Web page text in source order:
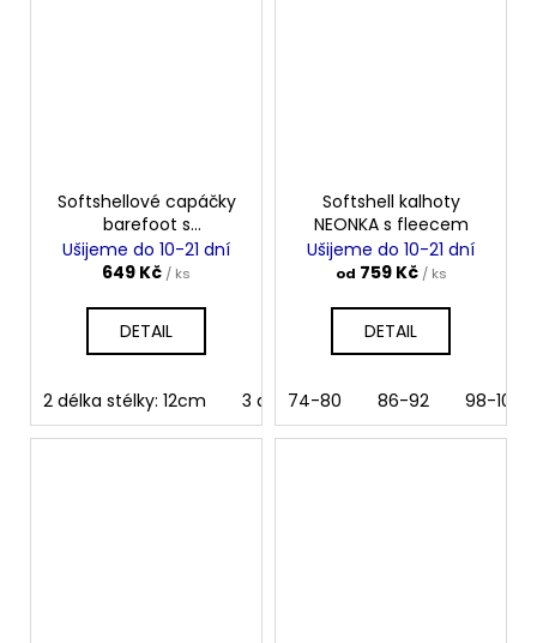
Softshellové capáčky
barefoot s
microfleece NEONKA
Ušijeme do 10-21 dní
649 Kč / ks
DETAIL
2 délka stélky: 12cm 3 délka stélky: 13cm 4 délka
Softshell kalhoty
NEONKA s fleecem
Ušijeme do 10-21 dní
od 759 Kč / ks
DETAIL
74-80 86-92 98-104